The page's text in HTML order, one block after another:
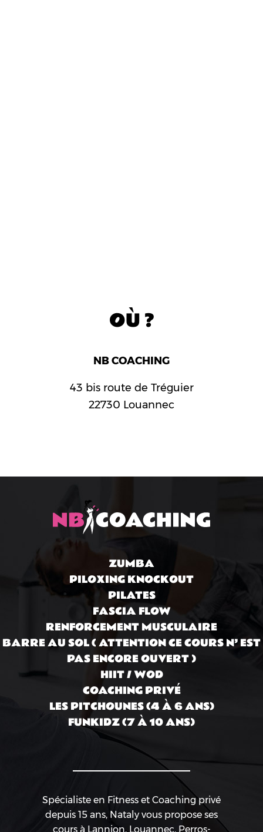
OÙ ?
NB COACHING
43 bis route de Tréguier
22730 Louannec
ZUMBA
PILOXING KNOCKOUT
PILATES
FASCIA FLOW
RENFORCEMENT MUSCULAIRE
BARRE AU SOL ( ATTENTION CE COURS N’ EST
PAS ENCORE OUVERT )
HIIT / WOD
COACHING PRIVÉ
LES PITCHOUNES (4 À 6 ANS)
FUNKIDZ (7 À 10 ANS)
Spécialiste en Fitness et Coaching privé
depuis 15 ans, Nataly vous propose ses
cours à Lannion, Louannec, Perros-